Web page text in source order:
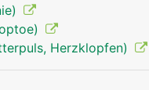
Herzklopfen)